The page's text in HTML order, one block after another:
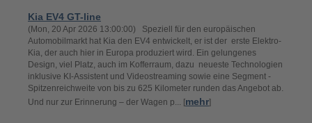
Kia EV4 GT-line
(Mon, 20 Apr 2026 13:00:00) Speziell für den europäischen
Automobilmarkt hat Kia den EV4 entwickelt, er ist der erste Elektro-
Kia, der auch hier in Europa produziert wird. Ein gelungenes
Design, viel Platz, auch im Kofferraum, dazu neueste Technologien
inklusive KI-Assistent und Videostreaming sowie eine Segment -
Spitzenreichweite von bis zu 625 Kilometer runden das Angebot ab.
Und nur zur Erinnerung – der Wagen p... [mehr]